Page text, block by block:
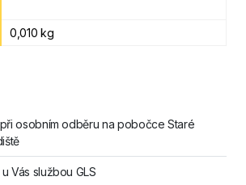
0,010 kg
při osobním odběru na pobočce Staré
u Vás službou GLS